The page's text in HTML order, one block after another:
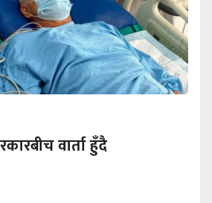
वार्ता हुँदै